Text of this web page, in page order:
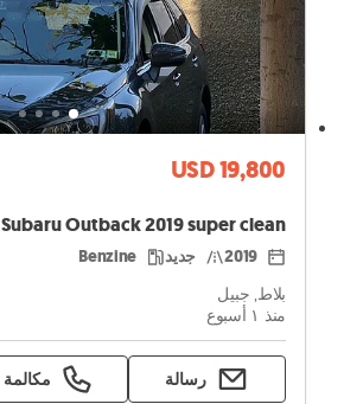
USD 19,800
Subaru Outback 2019 super clean
2019 جديد Benzine
بلاط, جبيل
منذ ١ أسبوع
رسالة مكالمة